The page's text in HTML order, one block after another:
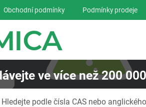
Obchodní podmínky Podmínky prodeje
ve více než200 000
Hledejte podle čísla CAS nebo